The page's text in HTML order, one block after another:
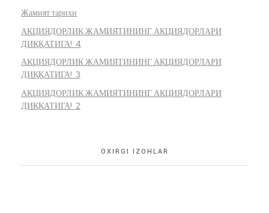
Жамият тарихи
АКЦИЯДОРЛИК ЖАМИЯТИНИНГ АКЦИЯДОРЛАРИ
ДИҚҚАТИГА! 4
АКЦИЯДОРЛИК ЖАМИЯТИНИНГ АКЦИЯДОРЛАРИ
ДИҚҚАТИГА! 3
АКЦИЯДОРЛИК ЖАМИЯТИНИНГ АКЦИЯДОРЛАРИ
ДИҚҚАТИГА! 2
OXIRGI IZOHLAR